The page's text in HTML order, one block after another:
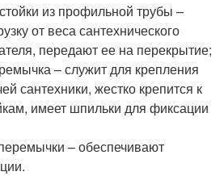
из профильной трубы –
от веса сантехнического
передают ее на перекрытие;
– служит для крепления
сантехники, жестко крепится к
имеет шпильки для фиксации
– обеспечивают